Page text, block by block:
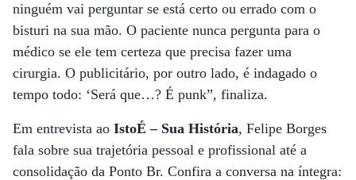
ninguém vai perguntar se está certo ou errado com o
bisturi na sua mão. O paciente nunca pergunta para o
médico se ele tem certeza que precisa fazer uma
cirurgia. O publicitário, por outro lado, é indagado o
tempo todo: ‘Será que…? É punk”, finaliza.
Em entrevista ao IstoÉ – Sua História, Felipe Borges
fala sobre sua trajetória pessoal e profissional até a
consolidação da Ponto Br. Confira a conversa na íntegra: